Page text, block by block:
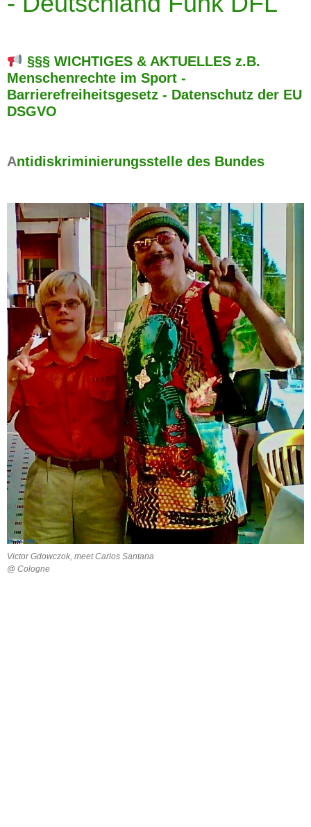
§§§ WICHTIGES & AKTUELLES z.B.
Menschenrechte im Sport -
Barrierefreiheitsgesetz - Datenschutz der EU
DSGVO
Antidiskriminierungsstelle des Bundes
Victor Gdowczok, meet Carlos Santana
@ Cologne